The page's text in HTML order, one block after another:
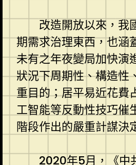
改造開放以來，我
期需求治理東西，也涵
未有之年夜變局加快演
狀況下周期性、構造性
重目的；居平易近花費
工智能等反動性技巧催
階段作出的嚴重計謀決
2020年5月，《中